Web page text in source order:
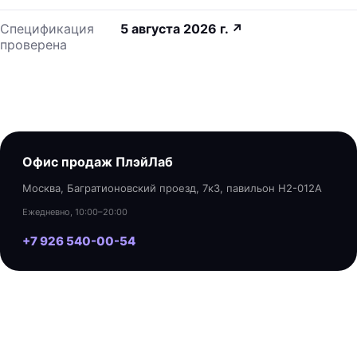
Спецификация
проверена
5 августа 2026 г. ↗
Офис продаж ПлэйЛаб
Москва, Багратионовский проезд, 7к3, павильон H2-012A
Ежедневно, 10:00–20:00
+7 926 540-00-54